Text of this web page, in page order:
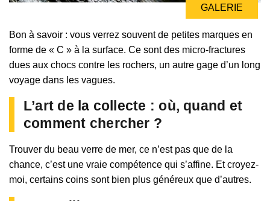
GALERIE
Bon à savoir : vous verrez souvent de petites marques en
forme de « C » à la surface. Ce sont des micro-fractures
dues aux chocs contre les rochers, un autre gage d’un long
voyage dans les vagues.
L’art de la collecte : où, quand et
comment chercher ?
Trouver du beau verre de mer, ce n’est pas que de la
chance, c’est une vraie compétence qui s’affine. Et croyez-
moi, certains coins sont bien plus généreux que d’autres.